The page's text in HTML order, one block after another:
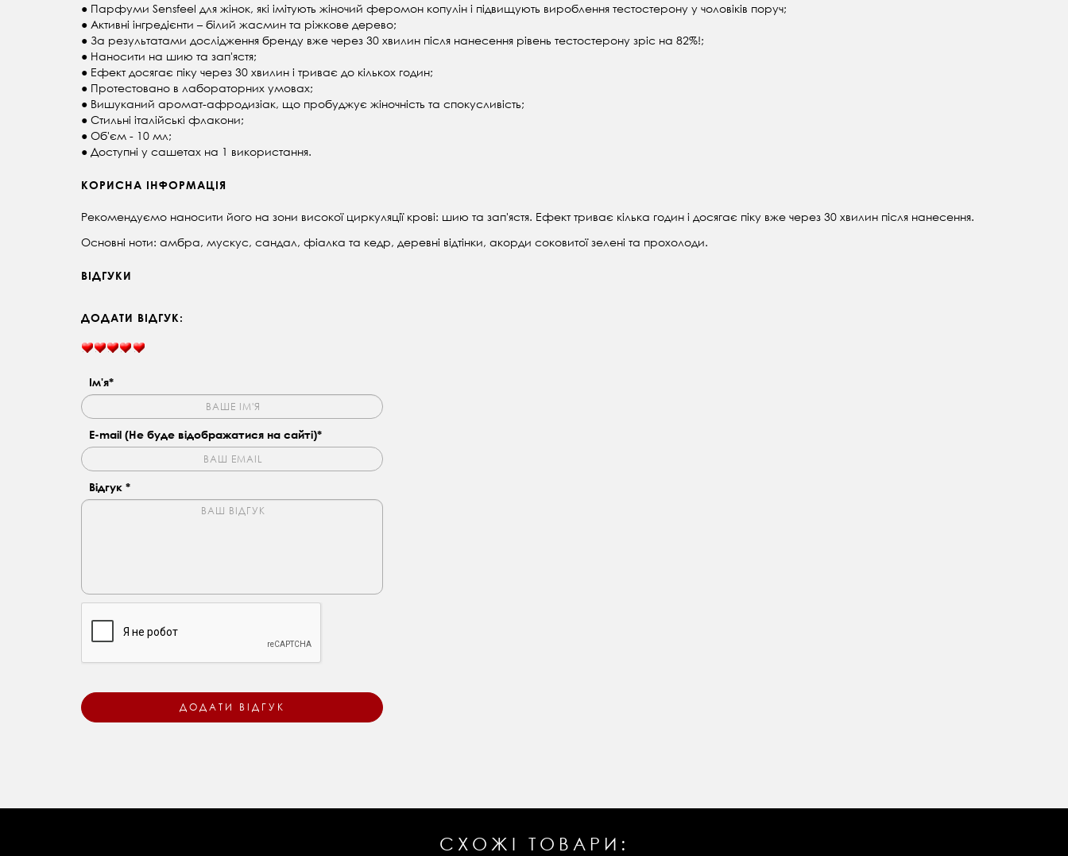
● Парфуми Sensfeel для жінок, які імітують жіночий феромон копулін і підвищують вироблення тестостерону у чоловіків поруч;
● Активні інгредієнти – білий жасмин та ріжкове дерево;
● За результатами дослідження бренду вже через 30 хвилин після нанесення рівень тестостерону зріс на 82%!;
● Наносити на шию та зап'ястя;
● Ефект досягає піку через 30 хвилин і триває до кількох годин;
● Протестовано в лабораторних умовах;
● Вишуканий аромат-афродизіак, що пробуджує жіночність та спокусливість;
● Стильні італійські флакони;
● Об'єм - 10 мл;
● Доступні у сашетах на 1 використання.
КОРИСНА ІНФОРМАЦІЯ
Рекомендуємо наносити його на зони високої циркуляції крові: шию та зап'ястя. Ефект триває кілька годин і досягає піку вже через 30 хвилин після нанесення.
Основні ноти: амбра, мускус, сандал, фіалка та кедр, деревні відтінки, акорди соковитої зелені та прохолоди.
ВІДГУКИ
ДОДАТИ ВІДГУК:
Ім'я*
E-mail (Не буде відображатися на сайті)*
Відгук *
СХОЖІ ТОВАРИ: